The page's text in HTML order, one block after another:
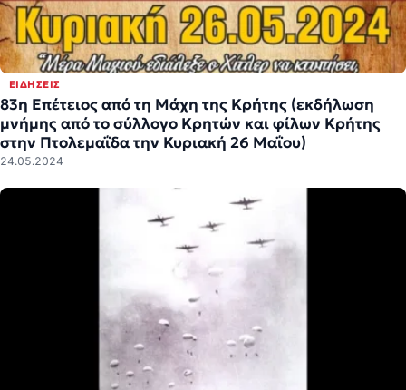
ΕΙΔΉΣΕΙΣ
83η Επέτειος από τη Μάχη της Κρήτης (εκδήλωση
μνήμης από το σύλλογο Κρητών και φίλων Κρήτης
στην Πτολεμαΐδα την Κυριακή 26 Μαΐου)
24.05.2024